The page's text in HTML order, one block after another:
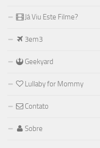
Já Viu Este Filme?
3em3
Geekyard
Lullaby for Mommy
Contato
Sobre